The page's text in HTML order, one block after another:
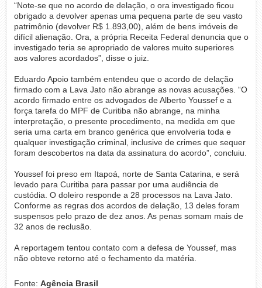
“Note-se que no acordo de delação, o ora investigado ficou
obrigado a devolver apenas uma pequena parte de seu vasto
patrimônio (devolver R$ 1.893,00), além de bens imóveis de
difícil alienação. Ora, a própria Receita Federal denuncia que o
investigado teria se apropriado de valores muito superiores
aos valores acordados”, disse o juiz.
Eduardo Apoio também entendeu que o acordo de delação
firmado com a Lava Jato não abrange as novas acusações. “O
acordo firmado entre os advogados de Alberto Youssef e a
força tarefa do MPF de Curitiba não abrange, na minha
interpretação, o presente procedimento, na medida em que
seria uma carta em branco genérica que envolveria toda e
qualquer investigação criminal, inclusive de crimes que sequer
foram descobertos na data da assinatura do acordo”, concluiu.
Youssef foi preso em Itapoá, norte de Santa Catarina, e será
levado para Curitiba para passar por uma audiência de
custódia. O doleiro responde a 28 processos na Lava Jato.
Conforme as regras dos acordos de delação, 13 deles foram
suspensos pelo prazo de dez anos. As penas somam mais de
32 anos de reclusão.
A reportagem tentou contato com a defesa de Youssef, mas
não obteve retorno até o fechamento da matéria.
Fonte: Agência Brasil